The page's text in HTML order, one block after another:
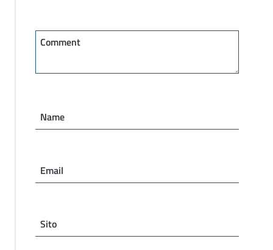
Comment
Name
Email
Sito